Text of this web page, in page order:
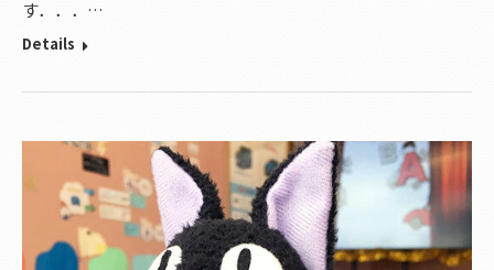
す．．．…
Details